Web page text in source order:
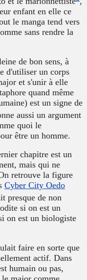
enfant en elle ce
le manga tend vers
sans rendre la
de bon sens, à
d'utiliser un corps
et s'unir à elle
quand même
est un signe de
aussi un argument
quoi le
être un homme.
chapitre est un
mais qui ne
retrouve la figure
Cyber City Oedo
presque de non
si on est un
on est un biologiste
faire en sorte que
actif. Dans
humain ou pas,